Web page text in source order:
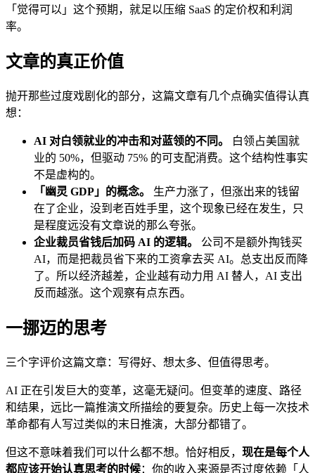
「觉得可以」这个预期，就足以压缩 SaaS 的定价权和利润
率。
文章的真正价值
抛开那些过度戏剧化的部分，这篇文章有几个点确实值得认真
想：
AI 对白领就业的冲击和对蓝领的不同。
白领占美国就
业的 50%，但驱动 75% 的可支配消费。这个结构性事实
不是虚构的。
「幽灵 GDP」的概念。
生产力涨了，但涨出来的钱留
在了企业，没到老百姓手里，这个现象已经在发生，只
是程度远没有文章说的那么夸张。
企业裁员省钱后加码 AI 的逻辑。
公司不是额外掏钱买
AI，而是把裁员省下来的工资拿去买 AI。总支出反而降
了。所以经济越差，企业越有动力用 AI 替人，AI 支出
反而越涨。这个观察有点东西。
一挪迈的思考
三个字评价这篇文章：写得好、想太多、但值得思考。
AI 正在引发巨大的变革，这毫无疑问。但变革的速度、路径
和结果，远比一篇推演文所描绘的要复杂。历史上每一次技术
革命都有人写过类似的末日推演，大部分都错了。
但这不意味着我们可以什么都不想。恰好相反， 现在是每个人
都应该开始认真思考的时候：你的收入来源是否过度依赖「人